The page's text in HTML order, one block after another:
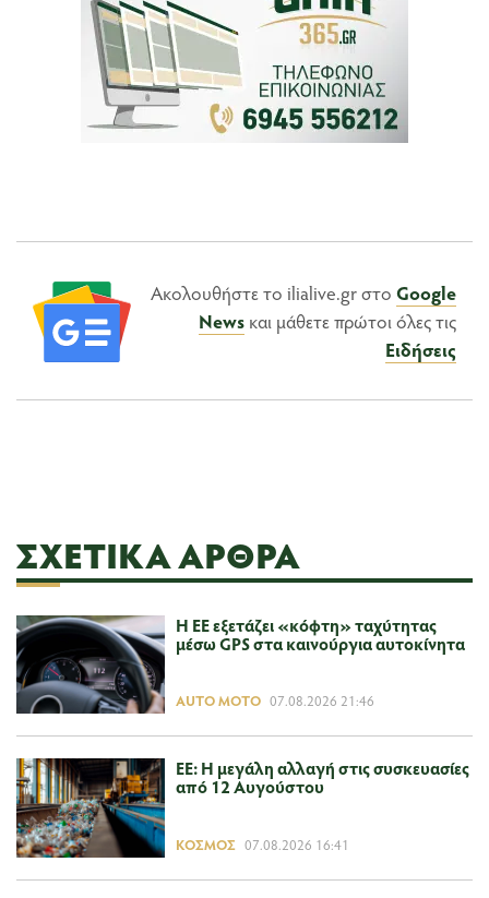
Ακολουθήστε το ilialive.gr στο Google
News και μάθετε πρώτοι όλες τις
Ειδήσεις
ΣΧΕΤΙΚΆ ΆΡΘΡΑ
Η ΕΕ εξετάζει «κόφτη» ταχύτητας
μέσω GPS στα καινούργια αυτοκίνητα
AUTO MOTO 07.08.2026 21:46
ΕΕ: Η μεγάλη αλλαγή στις συσκευασίες
από 12 Αυγούστου
ΚΌΣΜΟΣ 07.08.2026 16:41